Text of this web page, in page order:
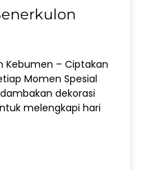
Kebumen – Ciptakan
Momen Spesial
dekorasi
melengkapi hari